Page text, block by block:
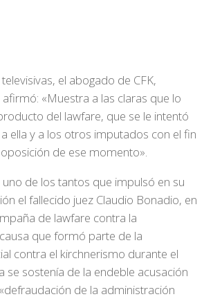
el abogado de CFK,
«Muestra a las claras que lo
del lawfare, que se le intentó
ella y a los otros imputados con el fin
de ese momento».
de los tantos que impulsó en su
el fallecido juez Claudio Bonadio, en
de lawfare contra la
que formó parte de la
contra el kirchnerismo durante el
se sostenía de la endeble acusación
de la administración